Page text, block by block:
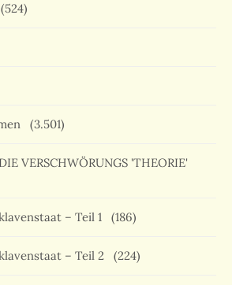
(524)
(3.501)
VERSCHWÖRUNGS 'THEORIE'
– Teil 1 (186)
– Teil 2 (224)